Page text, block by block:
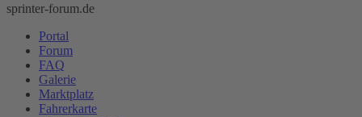
sprinter-forum.de
Portal
Forum
FAQ
Galerie
Marktplatz
Fahrerkarte